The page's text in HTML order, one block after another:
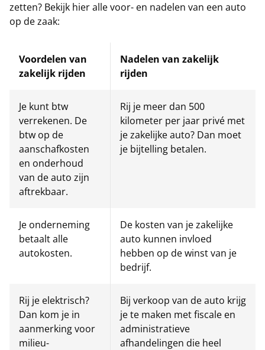
zetten? Bekijk hier alle voor- en nadelen van een auto
op de zaak:
Voordelen van
zakelijk rijden
Nadelen van zakelijk
rijden
Je kunt btw
verrekenen. De
btw op de
aanschafkosten
en onderhoud
van de auto zijn
aftrekbaar.
Rij je meer dan 500
kilometer per jaar privé met
je zakelijke auto? Dan moet
je bijtelling betalen.
Je onderneming
betaalt alle
autokosten.
De kosten van je zakelijke
auto kunnen invloed
hebben op de winst van je
bedrijf.
Rij je elektrisch?
Dan kom je in
aanmerking voor
milieu-
Bij verkoop van de auto krijg
je te maken met fiscale en
administratieve
afhandelingen die heel